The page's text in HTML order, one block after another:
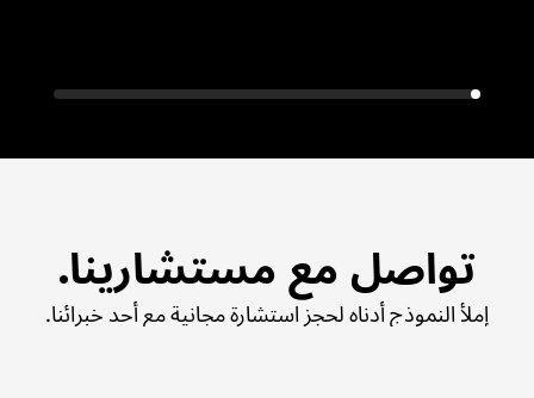
تواصل مع مستشارينا.
إملأ النموذج أدناه لحجز استشارة مجانية مع أحد خبرائنا.